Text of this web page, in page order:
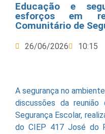
Educação e
esforços em
Comunitário de
26/06/2026 10:15
A segurança no
discussões da reunião
Segurança Escolar,
do CIEP 417 José do